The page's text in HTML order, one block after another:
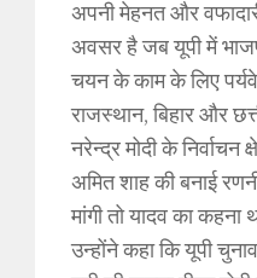
अपनी मेहनत और
अवसर है जब यूपी में
चयन के काम के लिए
राजस्थान, बिहार और
नरेन्द्र मोदी के निर्वाचन
अमित शाह की बनाई
मांगी तो यादव का कहना
उन्होंने कहा कि यूपी